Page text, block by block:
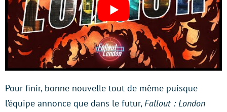
Pour finir, bonne nouvelle tout de même puisque
l’équipe annonce que dans le futur,Fallout : London